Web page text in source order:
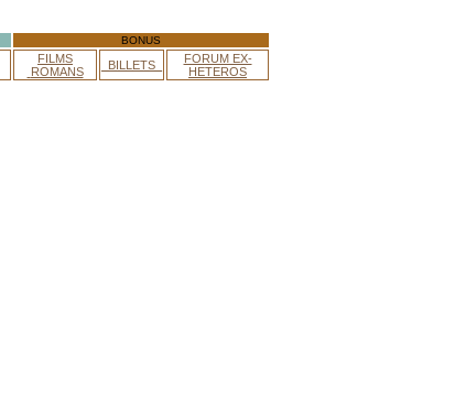
BONUS
FILMS
ROMANS
_BILLETS_
FORUM EX-
HETEROS